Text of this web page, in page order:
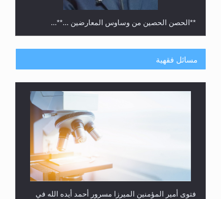
**الحصن الحصين من وساوس المعارضين ...**...
مسائل فقهية
فتوى أمير المؤمنين الميرزا مسرور أحمد أيده الله في